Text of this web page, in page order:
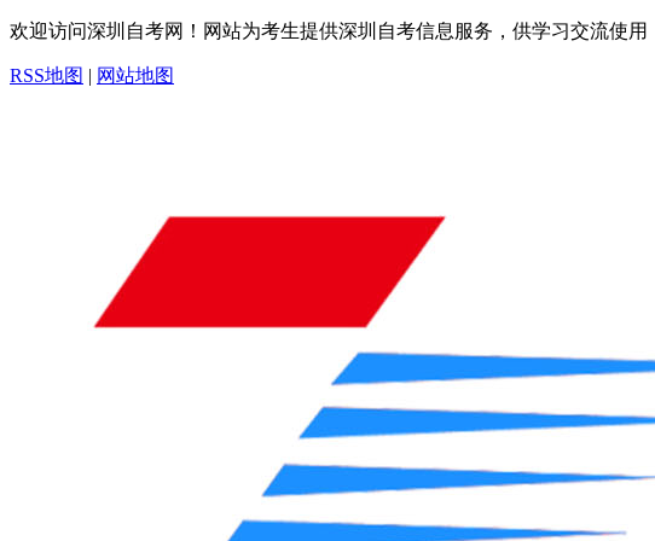
欢迎访问深圳自考网！网站为考生提供深圳自考信息服务，供学习交流使
RSS地图 | 网站地图